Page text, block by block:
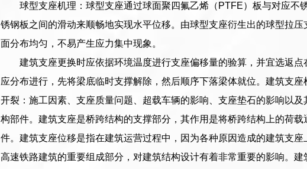
球型支座机理：球型支座通过球面聚四氟乙烯（PTFE）板与对应
锈钢板之间的滑动来顺畅地实现水平位移。由球型支座衍生出的球型拉
面分布均匀，不易产生应力集中现象。
建筑支座更换时应依据环境温度进行支座偏移量的验算，并宜选返
应分布进行，先将梁底临时支撑解除，然后顺序下落梁体就位。建筑支
开裂：施工因素、支座质量问题、超载车辆的影响、支座垫石的影响以
构部件。建筑支座是桥跨结构的支撑部分，其作用是将桥跨结构上的荷
件。建筑支座位移是指在建筑运营过程中，因为各种原因造成的建筑支
高速铁路建筑的重要组成部分，对建筑结构设计有着非常重要的影响。